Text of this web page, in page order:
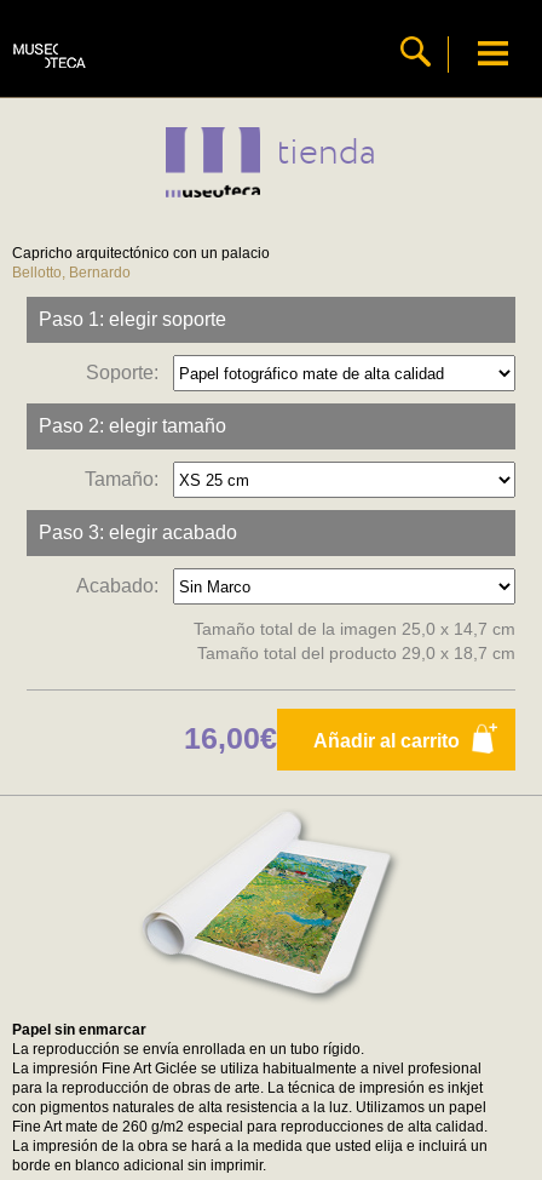
tienda
Capricho arquitectónico con un palacio
Bellotto, Bernardo
Paso 1: elegir soporte
Soporte:
Paso 2: elegir tamaño
Tamaño:
Paso 3: elegir acabado
Acabado:
Tamaño total de la imagen 25,0 x 14,7 cm
Tamaño total del producto 29,0 x 18,7 cm
Añadir al carrito
16,00€
Papel sin enmarcar
La reproducción se envía enrollada en un tubo rígido.
La impresión Fine Art Giclée se utiliza habitualmente a nivel profesional
para la reproducción de obras de arte. La técnica de impresión es inkjet
con pigmentos naturales de alta resistencia a la luz. Utilizamos un papel
Fine Art mate de 260 g/m2 especial para reproducciones de alta calidad.
La impresión de la obra se hará a la medida que usted elija e incluirá un
borde en blanco adicional sin imprimir.